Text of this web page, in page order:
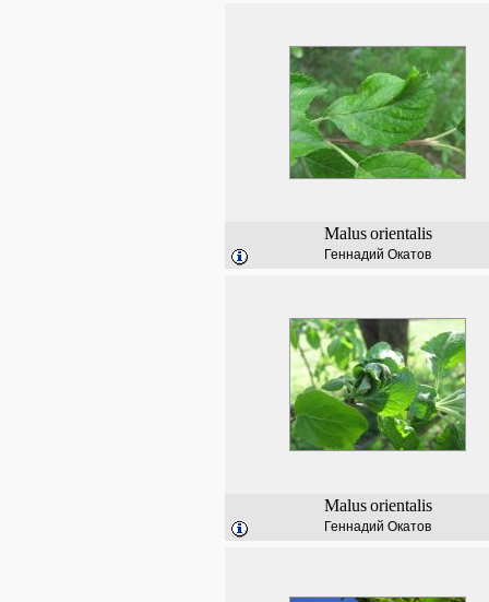
Malus orientalis
Геннадий Окатов
Malus orientalis
Геннадий Окатов